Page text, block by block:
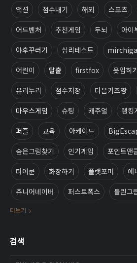
액션 점수내기 해외 스포츠
어드벤처 추천게임 두뇌 아이
야후꾸러기 심리테스트
어린이 탈출 firstfox 옷입히기
유리누리 점수저장 다음키즈짱
마우스게임 슈팅 캐주얼 랭킹
퍼즐 교육 아케이드
숨은그림찾기 인기게임 포인트앤
타이쿤 화장하기 플랫포머 애
쥬니어네이버 퍼스트폭스 틀린그
더보기
검색